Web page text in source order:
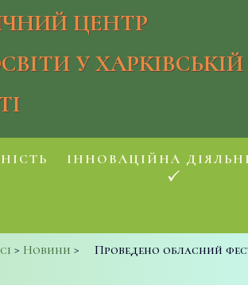
ЦЕНТР
У ХАРКІВСЬКІЙ
ІННОВАЦІЙНА
> Новини >
Проведено обласний